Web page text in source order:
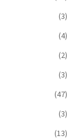
(3)
(4)
(2)
(3)
(47)
(3)
(13)